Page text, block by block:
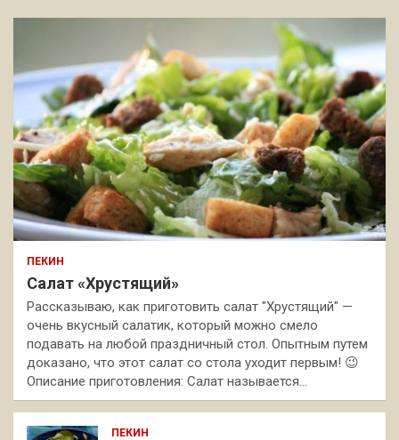
ПЕКИН
Салат «Хрустящий»
Рассказываю, как приготовить салат "Хрустящий" —
очень вкусный салатик, который можно смело
подавать на любой праздничный стол. Опытным путем
доказано, что этот салат со стола уходит первым! 😉
Описание приготовления: Салат называется…
ПЕКИН